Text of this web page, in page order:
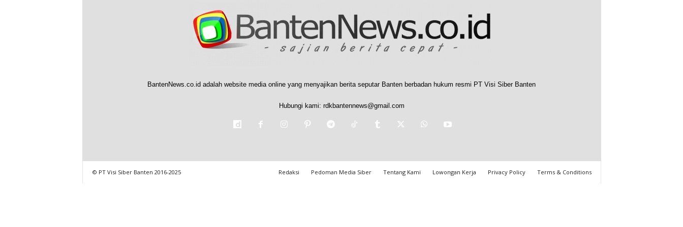
BantenNews.co.id adalah website media online yang menyajikan berita seputar Banten berbadan hukum resmi PT Visi Siber Banten
Hubungi kami: rdkbantennews@gmail.com
Redaksi Pedoman Media Siber Tentang Kami Lowongan Kerja Privacy Policy Terms & Conditions
© PT Visi Siber Banten 2016-2025